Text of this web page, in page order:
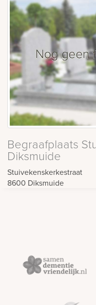
Begraafplaats
Diksmuide
Stuivekenskerkestraat
8600 Diksmuide